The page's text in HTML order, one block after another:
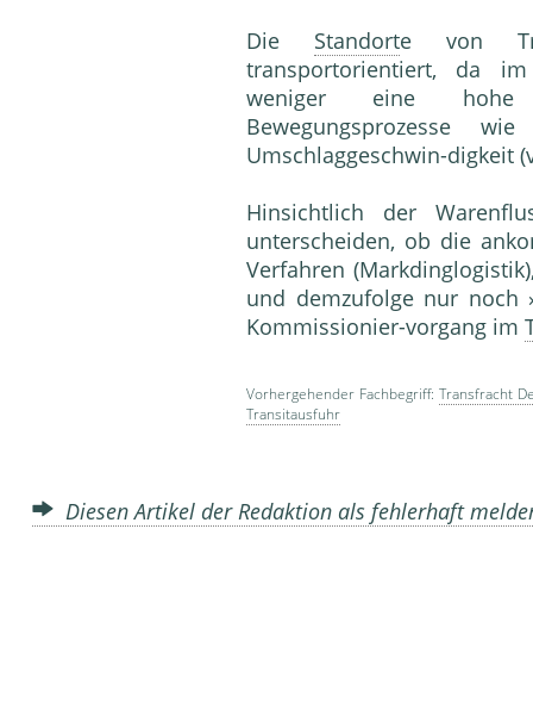
Die Standorte von
transportorientiert, da
weniger eine hohe
Bewegungsprozesse
Umschlaggeschwin-digkeit
Hinsichtlich der
unterscheiden, ob die
Verfahren
und demzufolge nur noch
Kommissionier-vorgang im
Vorhergehender Fachbegriff: Transfracht
Transitausfuhr
Diesen Artikel der Redaktion als fehlerhaft